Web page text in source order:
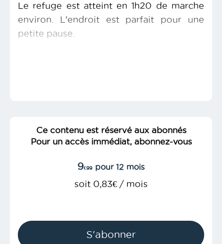
Le refuge est atteint en 1h20 de marche
environ. L'endroit est parfait pour une
petite pause.
Ce contenu est réservé aux abonnés
Pour un accès immédiat, abonnez-vous
9€99 pour 12 mois
soit 0,83€ / mois
S'abonner